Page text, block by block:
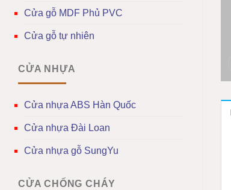
Cửa gỗ MDF Phủ PVC
Cửa gỗ tự nhiên
CỬA NHỰA
Cửa nhựa ABS Hàn Quốc
Cửa nhựa Đài Loan
Cửa nhựa gỗ SungYu
CỬA CHỐNG CHÁY